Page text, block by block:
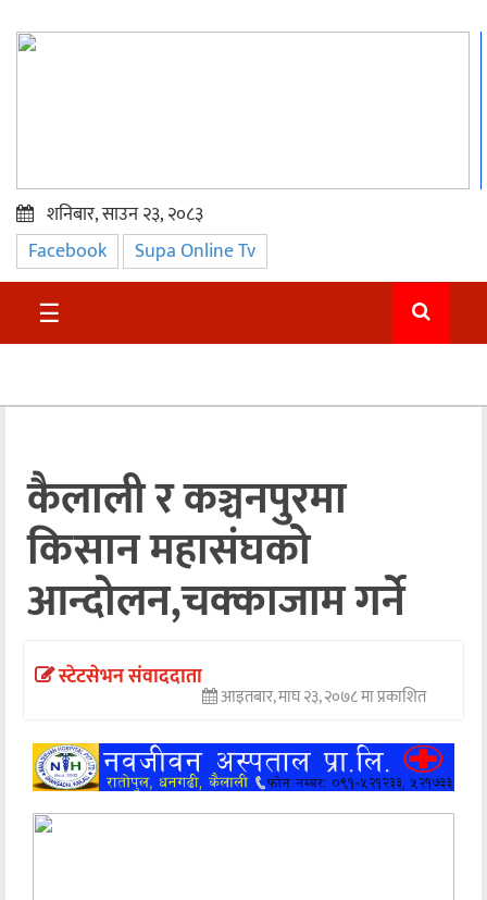
प्रमुख
समाचार
सुदुर
अन्तराष्ट्रिय
अन्तर्वार्ता
अर्थ
खेलकुद
मनोरञ्जन
शनिबार, साउन २३, २०८३
Facebook Supa Online Tv
☰
कैलाली र कञ्चनपुरमा
किसान महासंघको
आन्दोलन,चक्काजाम गर्ने
स्टेटसेभन संवाददाता
आइतबार, माघ २३, २०७८ मा प्रकाशित